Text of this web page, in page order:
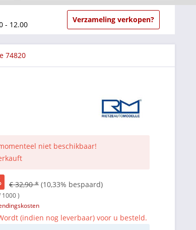
Via Multisafepay (veilig via SSL)
- 12.00
Verzameling verkopen?
74820
niet beschikbaar!
€ 32,90 * (10,33% bespaard)
1000 )
(indien nog leverbaar) voor u besteld.